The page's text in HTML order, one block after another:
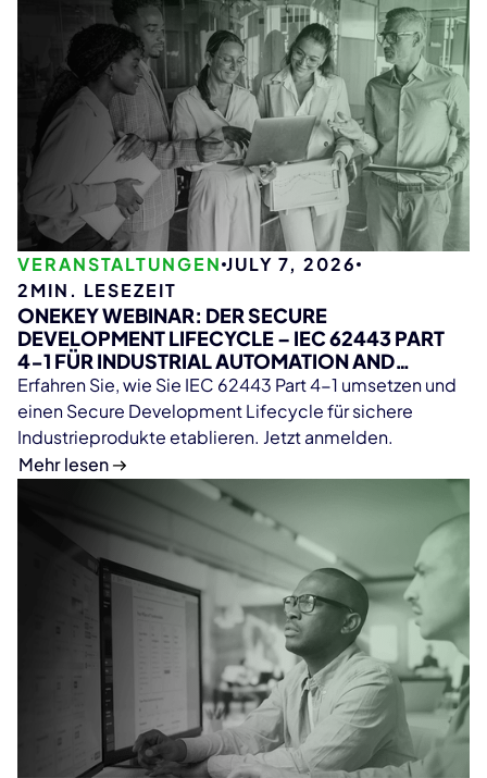
VERANSTALTUNGEN JULY 7, 2026
2MIN. LESEZEIT
ONEKEY WEBINAR: DER SECURE
DEVELOPMENT LIFECYCLE – IEC 62443 PART
4-1 FÜR INDUSTRIAL AUTOMATION AND
CONTROL SYSTEMS
Erfahren Sie, wie Sie IEC 62443 Part 4-1 umsetzen und
einen Secure Development Lifecycle für sichere
Industrieprodukte etablieren. Jetzt anmelden.
Mehr lesen